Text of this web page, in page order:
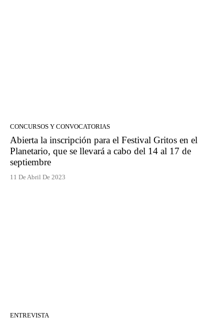
CONCURSOS Y CONVOCATORIAS
Abierta la inscripción para el Festival Gritos en el
Planetario, que se llevará a cabo del 14 al 17 de
septiembre
11 De Abril De 2023
ENTREVISTA